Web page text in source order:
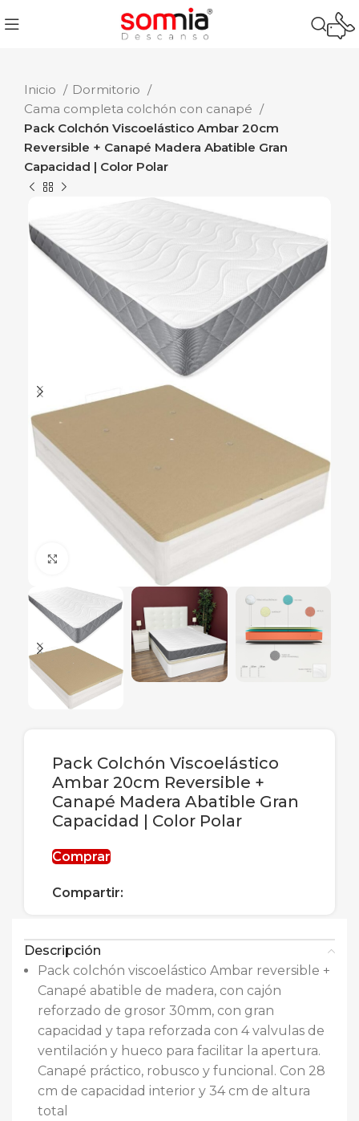
Inicio
Dormitorio
Cama completa colchón con canapé
Pack Colchón Viscoelástico Ambar 20cm
Reversible + Canapé Madera Abatible Gran
Capacidad | Color Polar
Pack Colchón Viscoelástico
Ambar 20cm Reversible +
Canapé Madera Abatible Gran
Capacidad | Color Polar
Comprar
Compartir:
Descripción
Pack colchón viscoelástico Ambar reversible +
Canapé abatible de madera, con cajón
reforzado de grosor 30mm, con gran
capacidad y tapa reforzada con 4 valvulas de
ventilación y hueco para facilitar la apertura.
Canapé práctico, robusco y funcional. Con 28
cm de capacidad interior y 34 cm de altura
total